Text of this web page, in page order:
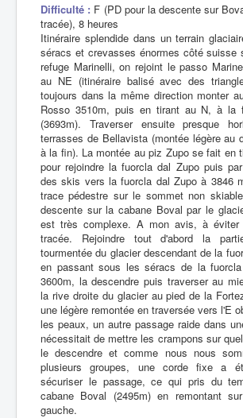
Difficulté : F (PD pour la descente sur
tracée), 8 heures
Itinéraire splendide dans un terrain
séracs et crevasses énormes côté suisse
refuge Marinelli, on rejoint le passo
au NE (itinéraire balisé avec des
toujours dans la même direction monter
Rosso 3510m, puis en tirant au N, à la
(3693m). Traverser ensuite presque
terrasses de Bellavista (montée légère au
à la fin). La montée au piz Zupo se fait en
pour rejoindre la fuorcla dal Zupo puis
des skis vers la fuorcla dal Zupo à 3846
trace pédestre sur le sommet non
descente sur la cabane Boval par le
est très complexe. A mon avis, à
tracée. Rejoindre tout d'abord la
tourmentée du glacier descendant de la
en passant sous les séracs de la
3600m, la descendre puis traverser au
la rive droite du glacier au pied de la
une légère remontée en traversée vers l'E
les peaux, un autre passage raide dans
nécessitait de mettre les crampons sur
le descendre et comme nous nous
plusieurs groupes, une corde fixe a
sécuriser le passage, ce qui pris du
cabane Boval (2495m) en remontant
gauche.